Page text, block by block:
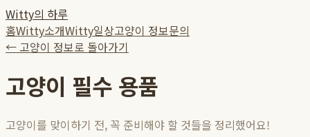
Witty의 하루
홈Witty소개Witty일상고양이 정보문의
← 고양이 정보로 돌아가기
고양이 필수 용품
고양이를 맞이하기 전, 꼭 준비해야 할 것들을 정리했어요!